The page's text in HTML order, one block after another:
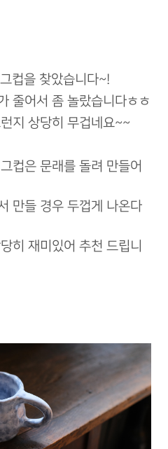
컵을 찾았습니다~!
줄어서 좀 놀랐습니다ㅎㅎ
지 상당히 무겁네요~~
컵은 문래를 돌려 만들어
만들 경우 두껍게 나온다
히 재미있어 추천 드립니